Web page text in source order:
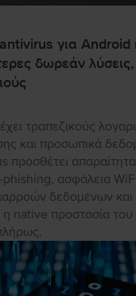
για Android
δωρεάν
τραπεζικούς
και προσωπικά
προσθέτει
ασφάλεια
δεδομένων
η native προστασία